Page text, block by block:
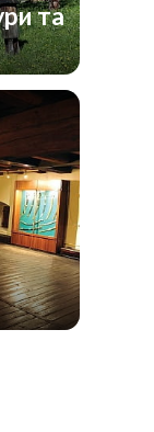
та